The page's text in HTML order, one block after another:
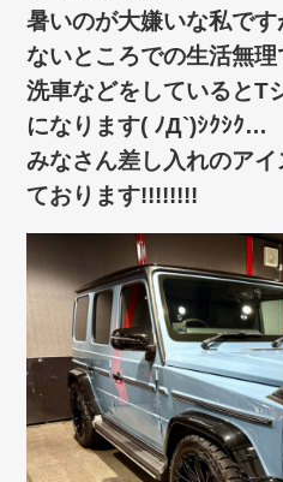
暑いのが大嫌いな私で
ないところでの生活無理
洗車などをしているとT
になります( ﾉД`)ｼｸｼｸ…
みなさん差し入れのア
ております!!!!!!!!